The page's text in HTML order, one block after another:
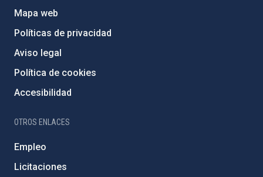
Mapa web
Políticas de privacidad
Aviso legal
Política de cookies
Accesibilidad
OTROS ENLACES
Empleo
Licitaciones